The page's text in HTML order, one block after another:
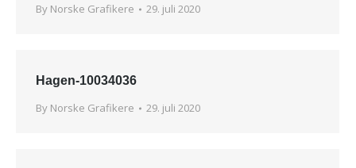
By Norske Grafikere 29. juli 2020
Hagen-10034036
By Norske Grafikere 29. juli 2020